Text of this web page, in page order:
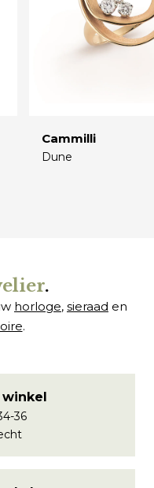
Cammilli
Dune
.
horloge, sieraad en
.
winkel
36